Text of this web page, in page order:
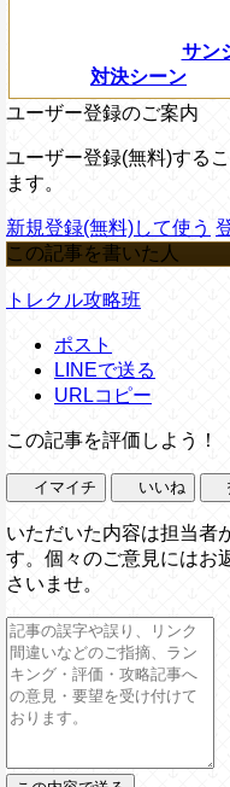
サン
対決シーン
ユーザー登録のご案内
ユーザー登録(無料)する
ます。
新規登録(無料)して使う
この記事を書いた人
トレクル攻略班
ポスト
LINEで送る
URLコピー
この記事を評価しよう！
イマイチ いいね
いただいた内容は担当者
す。個々のご意見にはお
さいませ。